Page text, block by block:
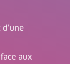
aux